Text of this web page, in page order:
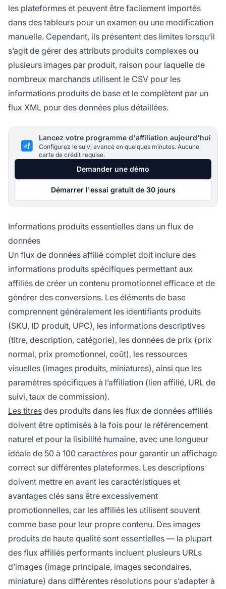
les plateformes et peuvent être facilement importés
dans des tableurs pour un examen ou une modification
manuelle. Cependant, ils présentent des limites lorsqu’il
s’agit de gérer des attributs produits complexes ou
plusieurs images par produit, raison pour laquelle de
nombreux marchands utilisent le CSV pour les
informations produits de base et le complètent par un
flux XML pour des données plus détaillées.
Lancez votre programme d'affiliation aujourd'hui
Configurez le suivi avancé en quelques minutes. Aucune
carte de crédit requise.
Demander une démo
Démarrer l'essai gratuit de 30 jours
Informations produits essentielles dans un flux de
données
Un flux de données affilié complet doit inclure des
informations produits spécifiques permettant aux
affiliés de créer un contenu promotionnel efficace et de
générer des conversions. Les éléments de base
comprennent généralement les identifiants produits
(SKU, ID produit, UPC), les informations descriptives
(titre, description, catégorie), les données de prix (prix
normal, prix promotionnel, coût), les ressources
visuelles (images produits, miniatures), ainsi que les
paramètres spécifiques à l’affiliation (lien affilié, URL de
suivi, taux de commission).
Les titres des produits dans les flux de données affiliés
doivent être optimisés à la fois pour le référencement
naturel et pour la lisibilité humaine, avec une longueur
idéale de 50 à 100 caractères pour garantir un affichage
correct sur différentes plateformes. Les descriptions
doivent mettre en avant les caractéristiques et
avantages clés sans être excessivement
promotionnelles, car les affiliés les utilisent souvent
comme base pour leur propre contenu. Des images
produits de haute qualité sont essentielles — la plupart
des flux affiliés performants incluent plusieurs URLs
d’images (image principale, images secondaires,
miniature) dans différentes résolutions pour s’adapter à